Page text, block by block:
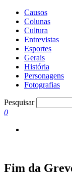
Causos
Colunas
Cultura
Entrevistas
Esportes
Gerais
História
Personagens
Fotografias
Pesquisar
0
Fim da